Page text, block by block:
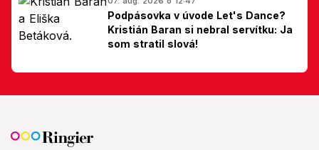
Podpásovka v úvode Let's Dance?
Kristián Baran si nebral servítku: Ja
som stratil slová!